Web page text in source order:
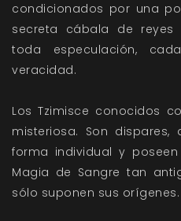
condicionados por una
secreta cábala de
toda especulación,
veracidad.
Los Tzimisce conocidos
misteriosa. Son
forma individual y
Magia de Sangre tan
sólo suponen sus orígenes.